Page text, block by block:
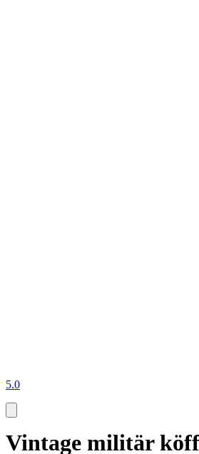
5.0
Vintage militär